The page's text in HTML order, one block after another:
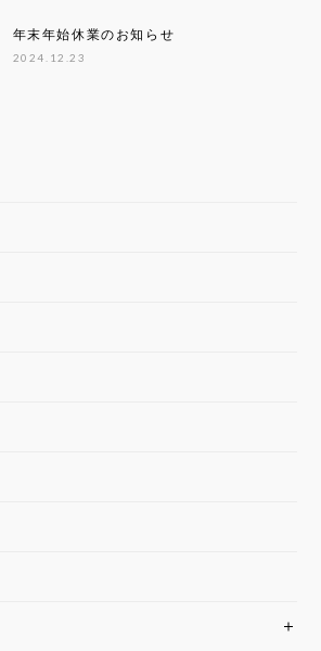
年末年始休業のお知らせ
2024.12.23